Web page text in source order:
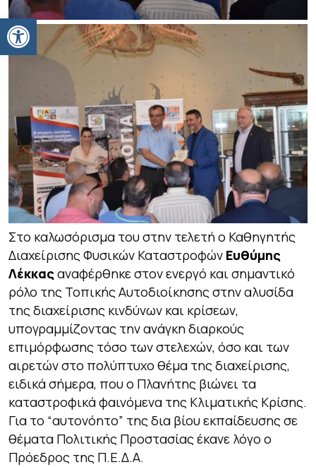
Ανοίξτε τη γραμμή εργαλείων
Στο καλωσόρισμα του στην τελετή ο Καθηγητής
Διαχείρισης Φυσικών Καταστροφών Ευθύμης
Λέκκας αναφέρθηκε στον ενεργό και σημαντικό
ρόλο της Τοπικής Αυτοδιοίκησης στην αλυσίδα
της διαχείρισης κινδύνων και κρίσεων,
υπογραμμίζοντας την ανάγκη διαρκούς
επιμόρφωσης τόσο των στελεχών, όσο και των
αιρετών στο πολύπτυχο θέμα της διαχείρισης,
ειδικά σήμερα, που ο Πλανήτης βιώνει τα
καταστροφικά φαινόμενα της Κλιματικής Κρίσης.
Για το “αυτονόητο” της δια βίου εκπαίδευσης σε
θέματα Πολιτικής Προστασίας έκανε λόγο ο
Πρόεδρος της Π.Ε.Δ.Α.